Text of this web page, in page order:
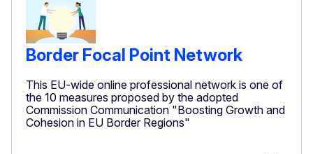
Border Focal Point Network
This EU-wide online professional network is one of
the 10 measures proposed by the adopted
Commission Communication "Boosting Growth and
Cohesion in EU Border Regions"